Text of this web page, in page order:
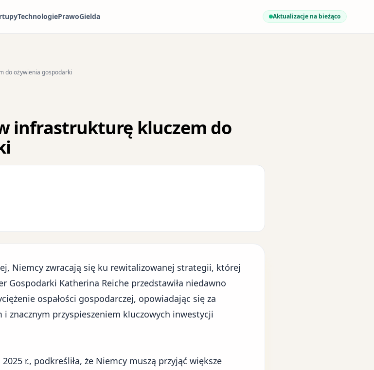
TechnologiePrawoGielda Aktualizacje na bieżąco
do ożywienia gospodarki
infrastrukturę kluczem do
Niemcy zwracają się ku rewitalizowanej strategii, której
Gospodarki Katherina Reiche przedstawiła niedawno
ospałości gospodarczej, opowiadając się za
znacznym przyspieszeniem kluczowych inwestycji
r., podkreśliła, że Niemcy muszą przyjąć większe